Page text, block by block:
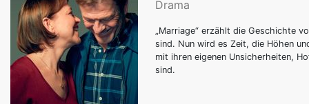
Drama
„Marriage“ erzählt die Geschichte
sind. Nun wird es Zeit, die Höhen
mit ihren eigenen Unsicherheiten,
sind.